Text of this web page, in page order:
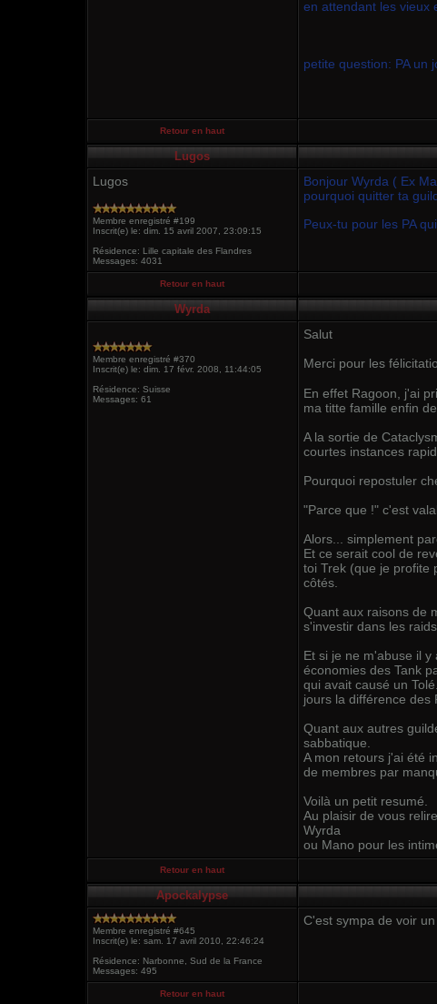
en attendant les vieux
petite question: PA un
Retour en haut
Lugos
Lugos
Membre enregistré #199
Inscrit(e) le: dim. 15 avril 2007, 23:09:15
Résidence: Lille capitale des Flandres
Messages: 4031
Bonjour Wyrda ( Ex
pourquoi quitter ta
Peux-tu pour les PA
Retour en haut
Wyrda
Membre enregistré #370
Inscrit(e) le: dim. 17 févr. 2008, 11:44:05
Résidence: Suisse
Messages: 61
Salut
Merci pour les
En effet Ragoon, j'ai
ma titte famille enfin
A la sortie de
courtes instances
Pourquoi repostuler
"Parce que !" c'est
Alors... simplement
Et ce serait cool de
toi Trek (que je profite
côtés.
Quant aux raisons de
s'investir dans les
Et si je ne m'abuse il
économies des Tank
qui avait causé un
jours la différence des
Quant aux autres
sabbatique.
A mon retours j'ai été
de membres par
Voilà un petit resumé.
Au plaisir de vous relire
Wyrda
ou Mano pour les
Retour en haut
Apockalypse
Membre enregistré #645
Inscrit(e) le: sam. 17 avril 2010, 22:46:24
Résidence: Narbonne, Sud de la France
Messages: 495
C'est sympa de voir
Retour en haut